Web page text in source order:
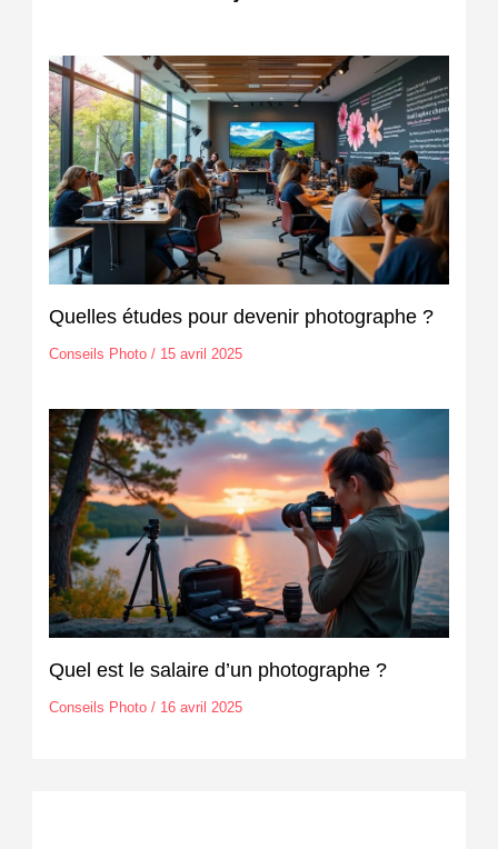
Quelles études pour devenir photographe ?
Conseils Photo/ 15 avril 2025
Quel est le salaire d’un photographe ?
Conseils Photo/ 16 avril 2025